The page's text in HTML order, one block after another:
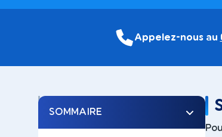
Appelez-nous au
SOMMAIRE